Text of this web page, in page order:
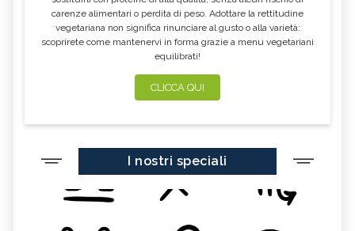
carenze alimentari o perdita di peso. Adottare la rettitudine
vegetariana non significa rinunciare al gusto o alla varietà:
scoprirete come mantenervi in forma grazie a menu vegetariani
equilibrati!
CLICCA QUI
I nostri speciali